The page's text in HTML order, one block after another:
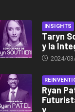
INSIGHTS
Taryn
y la
2024/
Ryan
y